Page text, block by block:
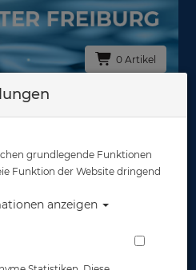
0 Artikel
Zurück
grundlegende Funktionen
Funktion der Website dringend
anzeigen